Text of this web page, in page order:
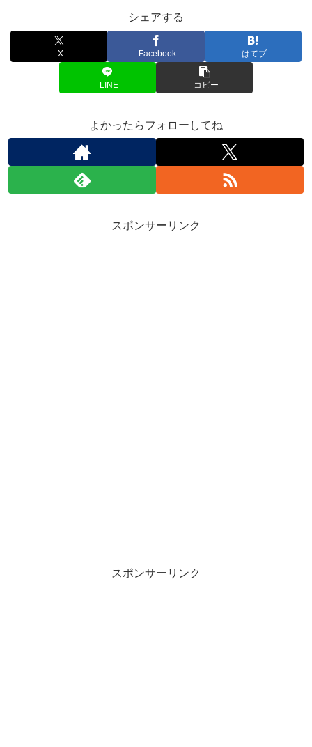
シェアする
X Facebook はてブ
LINE コピー
よかったらフォローしてね
スポンサーリンク
スポンサーリンク